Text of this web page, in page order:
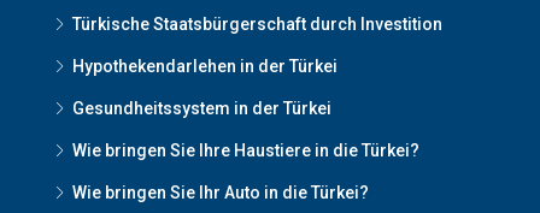
Türkische Staatsbürgerschaft durch Investition
Hypothekendarlehen in der Türkei
Gesundheitssystem in der Türkei
Wie bringen Sie Ihre Haustiere in die Türkei?
Wie bringen Sie Ihr Auto in die Türkei?